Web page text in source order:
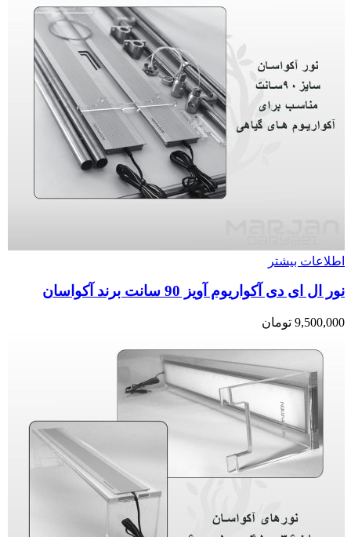
اطلاعات بیشتر
نور ال ای دی آکواریوم آویز 90 سانت برند آکواسان
9,500,000 تومان